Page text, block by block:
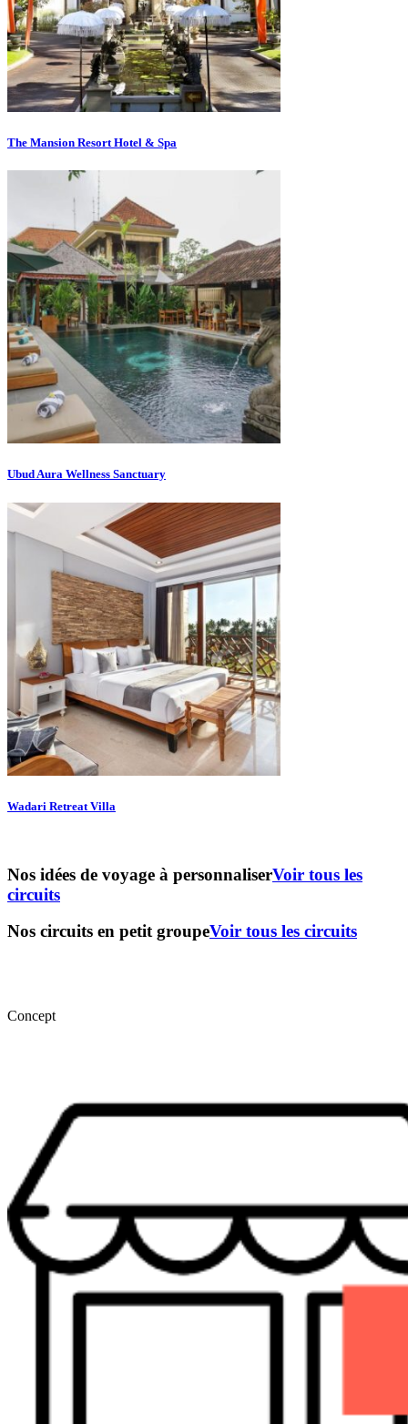
The Mansion Resort Hotel & Spa
Ubud Aura Wellness Sanctuary
Wadari Retreat Villa
Nos idées de voyage à personnaliserVoir tous les
circuits
Nos circuits en petit groupeVoir tous les circuits
Concept